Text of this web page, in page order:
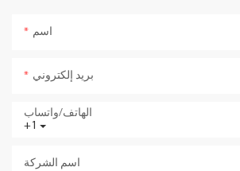
اسم
بريد إلكتروني
+1
الهاتف/واتساب
اسم الشركة